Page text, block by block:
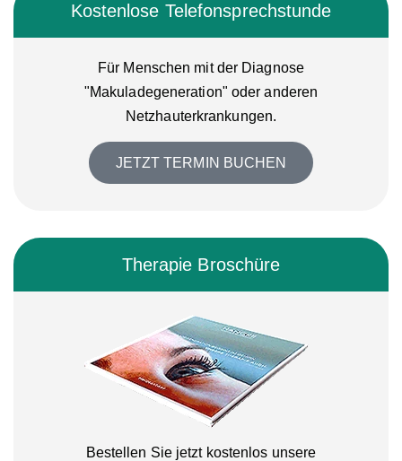
Kostenlose Telefonsprechstunde
Für Menschen mit der Diagnose
"Makuladegeneration" oder anderen
Netzhauterkrankungen.
JETZT TERMIN BUCHEN
Therapie Broschüre
Bestellen Sie jetzt kostenlos unsere